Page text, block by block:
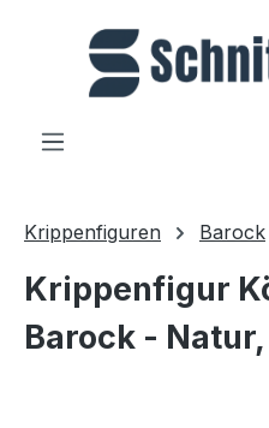
Zum Hauptinhalt springen
Krippenfiguren Barock
Krippenfigur
Barock -